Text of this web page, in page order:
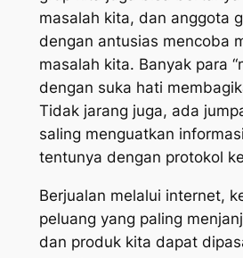
masalah kita, dan anggota
dengan antusias mencoba
masalah kita. Banyak para “
dengan suka hati
Tidak jarang juga, ada
saling menguatkan
tentunya dengan protokol
Berjualan melalui internet,
peluang yang paling
dan produk kita dapat